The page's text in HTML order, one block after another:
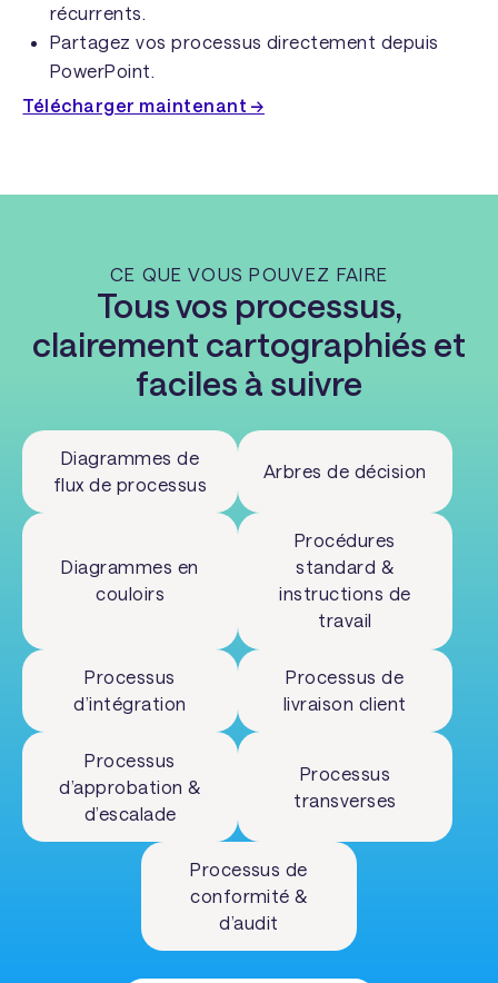
récurrents.
Partagez vos processus directement depuis
PowerPoint.
Télécharger maintenant →
CE QUE VOUS POUVEZ FAIRE
Tous vos processus,
clairement cartographiés et
faciles à suivre
Diagrammes de
flux de processus
Arbres de décision
Diagrammes en
couloirs
Procédures
standard &
instructions de
travail
Processus
d’intégration
Processus de
livraison client
Processus
d’approbation &
d’escalade
Processus
transverses
Processus de
conformité &
d’audit